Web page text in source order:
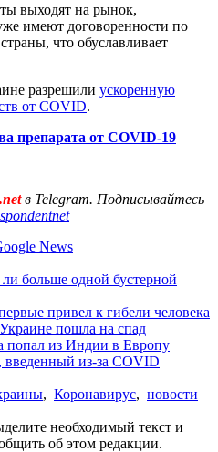
выходят на рынок,
имеют договоренности по
что обуславливает
разрешили ускоренную
от COVID.
препарата от COVID-19
в Telegram. Подписывайтесь
News
больше одной бустерной
привел к гибели человека
пошла на спад
попал из Индии в Европу
из-за COVID
, Коронавирус, новости
необходимый текст и
об этом редакции.